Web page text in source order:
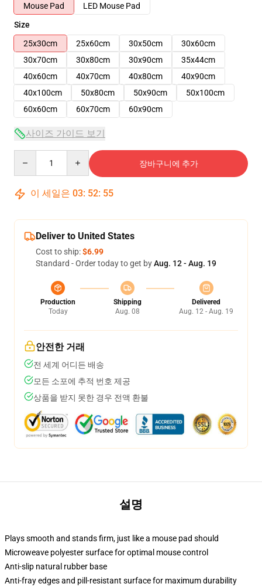
Mouse Pad
LED Mouse Pad
Size
25x30cm
25x60cm 30x50cm
30x60cm
30x70cm
30x80cm 30x90cm
35x44cm
40x60cm
40x70cm 40x80cm
40x90cm
40x100cm
50x80cm 50x90cm
50x100cm
60x60cm
60x70cm 60x90cm
사이즈 가이드 보기
장바구니에 추가
이 세일은 03: 52: 54
Deliver to United States
Cost to ship:$6.99
Standard - Order today to get byAug. 12 - Aug. 19
Production
Today
Shipping
Aug. 08
Delivered
Aug. 12 - Aug. 19
안전한 거래
전 세계 어디든 배송
모든 소포에 추적 번호 제공
상품을 받지 못한 경우 전액 환불
설명
Plays smooth and stands firm, just like a mouse pad should
Microweave polyester surface for optimal mouse control
Anti-slip natural rubber base
Anti-fray edges and pill-resistant surface for maximum durability